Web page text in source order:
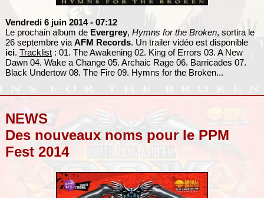
Vendredi 6 juin 2014 - 07:12
Le prochain album de Evergrey, Hymns for the Broken, sortira le
26 septembre via AFM Records. Un trailer vidéo est disponible
ici. Tracklist: 01. The Awakening 02. King of Errors 03. A New
Dawn 04. Wake a Change 05. Archaic Rage 06. Barricades 07.
Black Undertow 08. The Fire 09. Hymns for the Broken...
NEWS
Des nouveaux noms pour le PPM
Fest 2014